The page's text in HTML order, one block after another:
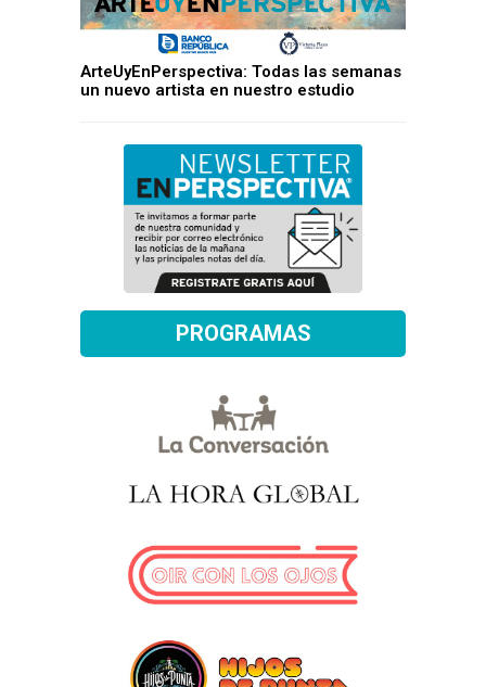
ArteUyEnPerspectiva: Todas las semanas
un nuevo artista en nuestro estudio
PROGRAMAS